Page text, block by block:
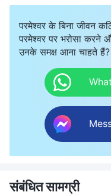
परमेश्वर के बिना जीवन
परमेश्वर पर भरोसा करने
उनके समक्ष आना चाहते हैं?
संबंधित सामग्री